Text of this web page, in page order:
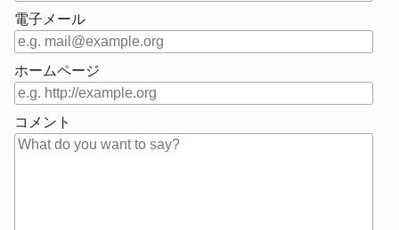
電子メール
ホームページ
コメント